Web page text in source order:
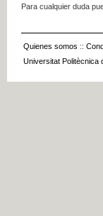
Para cualquier duda
Quienes somos ::
Universitat Politècnica